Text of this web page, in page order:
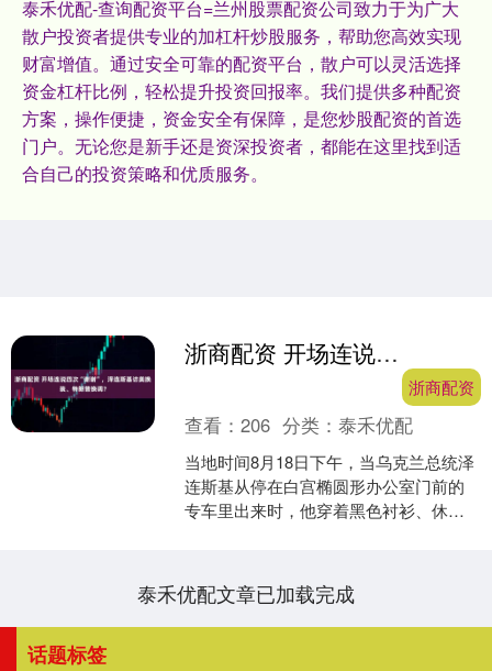
泰禾优配-查询配资平台=兰州股票配资公司致力于为广大
散户投资者提供专业的加杠杆炒股服务，帮助您高效实现
财富增值。通过安全可靠的配资平台，散户可以灵活选择
资金杠杆比例，轻松提升投资回报率。我们提供多种配资
方案，操作便捷，资金安全有保障，是您炒股配资的首选
门户。无论您是新手还是资深投资者，都能在这里找到适
合自己的投资策略和优质服务。
浙商配资 开场连说四次“谢谢”，泽连斯基访美换装、特朗普换调？
浙商配资
查看：206 分类：泰禾优配
当地时间8月18日下午，当乌克兰总统泽
连斯基从停在白宫椭圆形办公室门前的
专车里出来时，他穿着黑色衬衫、休闲
泰禾优配文章已加载完成
话题标签